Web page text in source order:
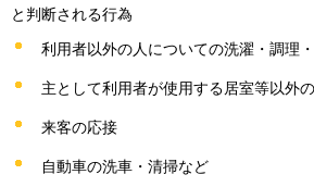
と判断される行為
利用者以外の人についての洗濯・調理
主として利用者が使用する居室等以外
来客の応接
自動車の洗車・清掃など